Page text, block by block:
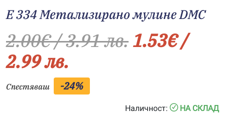
E 334 Метализирано мулине DMC
2.00€/ 3.91 лв.1.53€/
2.99 лв.
Спестяваш -24%
Наличност:
НА СКЛАД